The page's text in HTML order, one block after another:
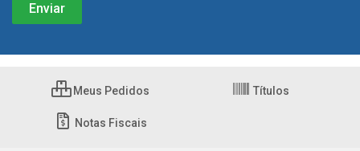
Meus Pedidos Títulos
Notas Fiscais